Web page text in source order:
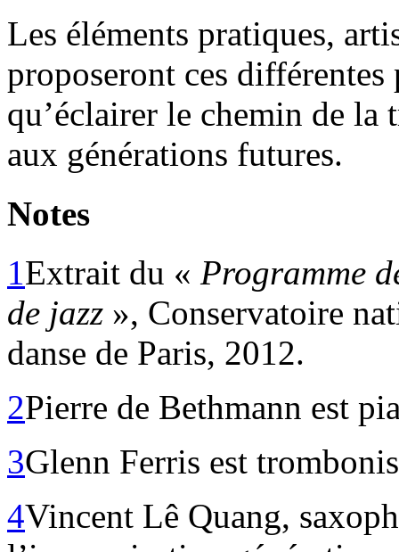
Les éléments pratiques,
proposeront ces
qu’éclairer le chemin de la
aux générations futures.
Notes
1Extrait du « Programme
de jazz », Conservatoire
danse de Paris, 2012.
2Pierre de Bethmann est
3Glenn Ferris est
4Vincent Lê Quang,